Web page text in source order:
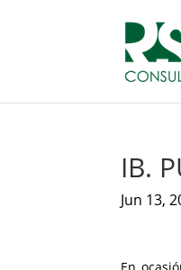
IB.
Jun 13,